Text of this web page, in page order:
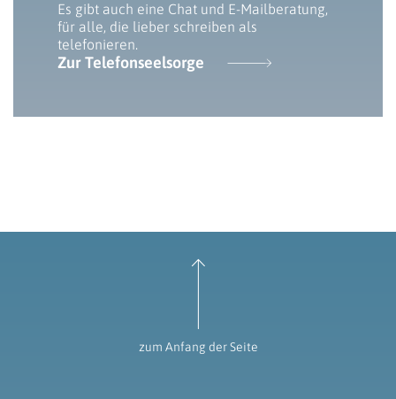
Es gibt auch eine Chat und E-Mailberatung,
für alle, die lieber schreiben als
telefonieren.
Zur Telefonseelsorge
zum Anfang der Seite